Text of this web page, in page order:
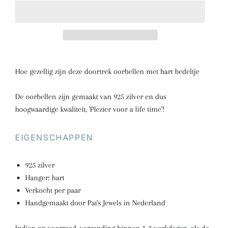
Hoe gezellig zijn deze doortrek oorbellen met hart bedeltje
De oorbellen zijn gemaakt van 925 zilver en dus
hoogwaardige kwaliteit, 'Plezier voor a life time'!
EIGENSCHAPPEN
925 zilver
Hanger: hart
Verkocht per paar
Handgemaakt door Pat's Jewels in Nederland